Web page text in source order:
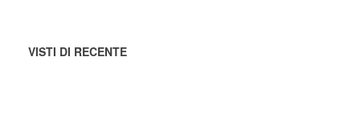
VISTI DI RECENTE